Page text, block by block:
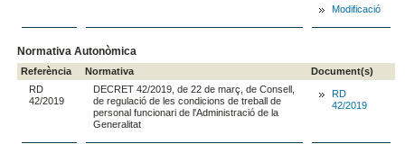
Modificació
Normativa Autonòmica
Referència Normativa
Document(s)
RD
42/2019
DECRET 42/2019, de 22 de març, de Consell,
de regulació de les condicions de treball de
personal funcionari de l'Administració de la
Generalitat
RD
42/2019